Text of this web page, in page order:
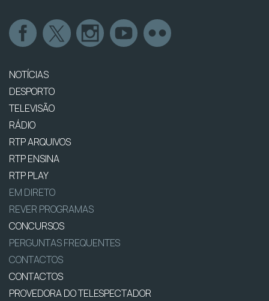
NOTÍCIAS
DESPORTO
TELEVISÃO
RÁDIO
RTP ARQUIVOS
RTP ENSINA
RTP PLAY
EM DIRETO
REVER PROGRAMAS
CONCURSOS
PERGUNTAS FREQUENTES
CONTACTOS
CONTACTOS
PROVEDORA DO TELESPECTADOR